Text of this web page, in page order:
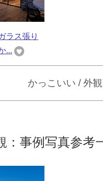
ラス張り
...
かっこいい / 外
：事例写真参考